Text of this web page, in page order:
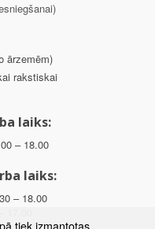
ārzemēm)
rakstiskai
laiks:
– 18.00
laiks:
– 18.00
tiek izmantotas